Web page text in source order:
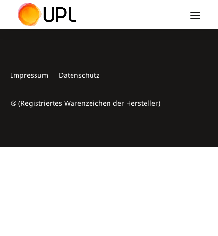
Impressum Datenschutz
® (Registriertes Warenzeichen der Hersteller)